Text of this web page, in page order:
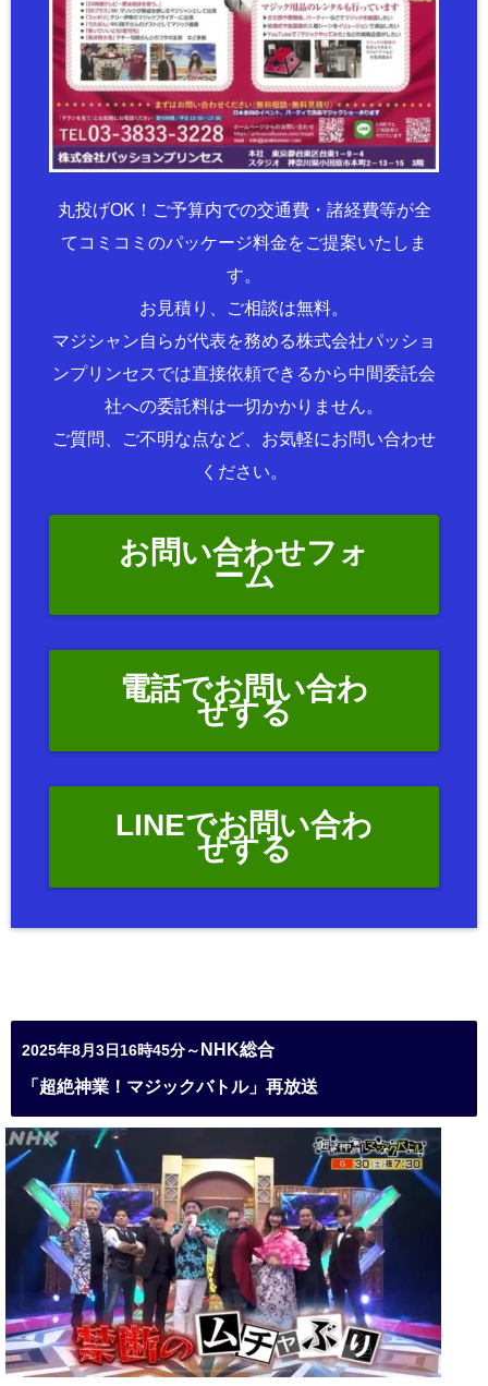
丸投げOK！ご予算内での交通費・諸経費等が全
てコミコミのパッケージ料金をご提案いたしま
す。
お見積り、ご相談は無料。
マジシャン自らが代表を務める株式会社パッショ
ンプリンセスでは直接依頼できるから中間委託会
社への委託料は一切かかりません。
ご質問、ご不明な点など、お気軽にお問い合わせ
ください。
お問い合わせフォ
ーム
電話でお問い合わ
せする
LINEでお問い合わ
せする
2025年8月3日16時45分～ NHK総合
「超絶神業！マジックバトル」再放送